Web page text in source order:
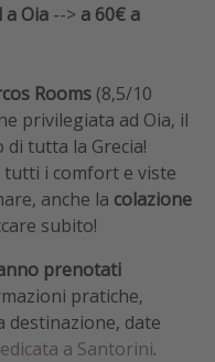
a Oia --> a 60€ a
Rooms (8,5/10
privilegiata ad Oia, il
tutta la Grecia!
tutti i comfort e viste
anche la colazione
subito!
prenotati
pratiche,
destinazione, date
a Santorini.